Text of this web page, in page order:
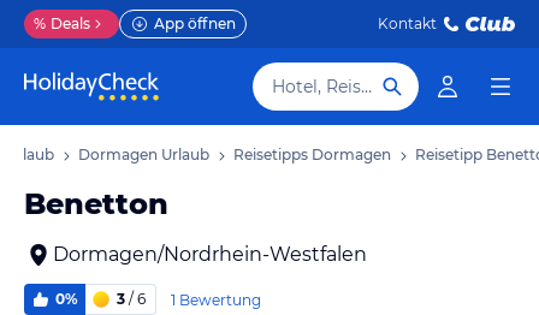
% Deals App öffnen Kontakt
Hotel, Reiseziel
Urlaub Dormagen Urlaub Reisetipps Dormagen Reisetipp
Benetton
Dormagen/Nordrhein-Westfalen
0% 3 / 6 1 Bewertung